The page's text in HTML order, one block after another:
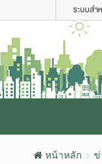
ระบบสำ
หน้าหลัก ข่